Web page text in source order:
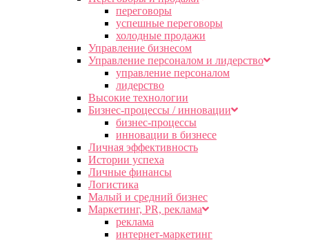
переговоры
успешные переговоры
холодные продажи
Управление бизнесом
Управление персоналом и лидерство
управление персоналом
лидерство
Высокие технологии
Бизнес-процессы / инновации
бизнес-процессы
инновации в бизнесе
Личная эффективность
Истории успеха
Личные финансы
Логистика
Малый и средний бизнес
Маркетинг, PR, реклама
реклама
интернет-маркетинг